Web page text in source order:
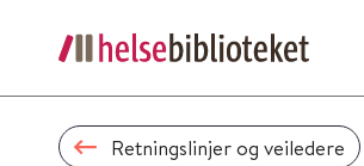
Retningslinjer og veiledere